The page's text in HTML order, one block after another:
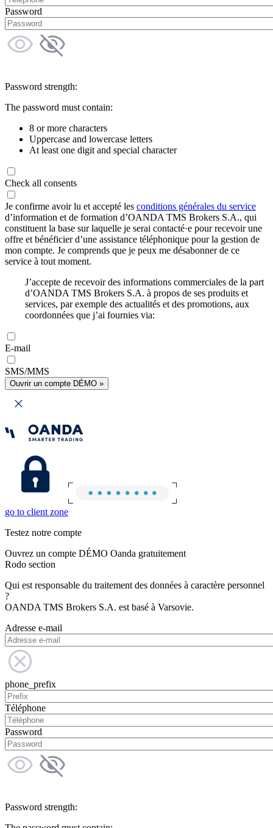
Password
Password strength:
The password must contain:
8 or more characters
Uppercase and lowercase letters
At least one digit and special character
Check all consents
Je confirme avoir lu et accepté les conditions générales du service
d’information et de formation d’OANDA TMS Brokers S.A., qui
constituent la base sur laquelle je serai contacté·e pour recevoir une
offre et bénéficier d’une assistance téléphonique pour la gestion de
mon compte. Je comprends que je peux me désabonner de ce
service à tout moment.
J’accepte de recevoir des informations commerciales de la part
d’OANDA TMS Brokers S.A. à propos de ses produits et
services, par exemple des actualités et des promotions, aux
coordonnées que j’ai fournies via:
E-mail
SMS/MMS
Ouvrir un compte DÉMO »
go to client zone
Testez notre compte
Ouvrez un compte DÉMO Oanda gratuitement
Rodo section
Qui est responsable du traitement des données à caractère personnel
?
OANDA TMS Brokers S.A. est basé à Varsovie.
Adresse e-mail
phone_prefix
Téléphone
Password
Password strength: